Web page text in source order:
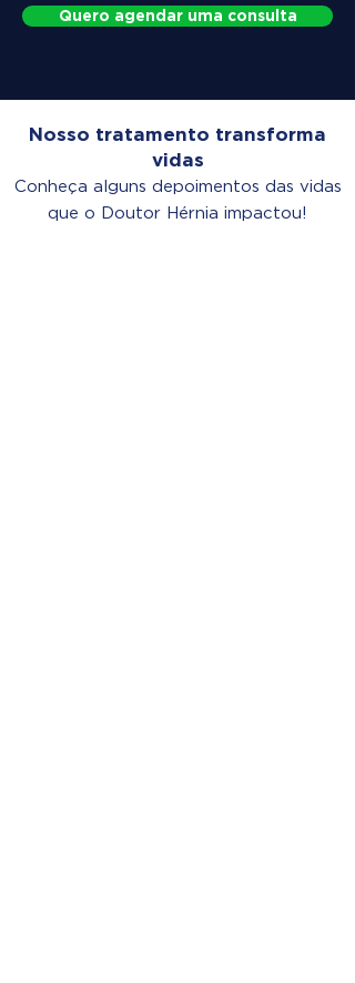
Quero agendar uma consulta
Nosso tratamento transforma
vidas
Conheça alguns depoimentos das vidas
que o Doutor Hérnia impactou!